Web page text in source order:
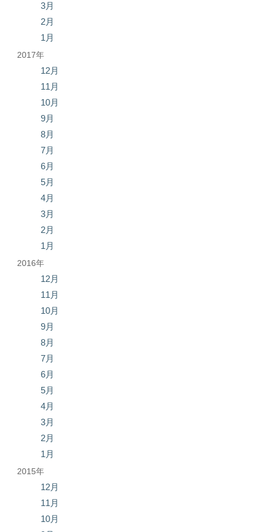
3月
2月
1月
2017年
12月
11月
10月
9月
8月
7月
6月
5月
4月
3月
2月
1月
2016年
12月
11月
10月
9月
8月
7月
6月
5月
4月
3月
2月
1月
2015年
12月
11月
10月